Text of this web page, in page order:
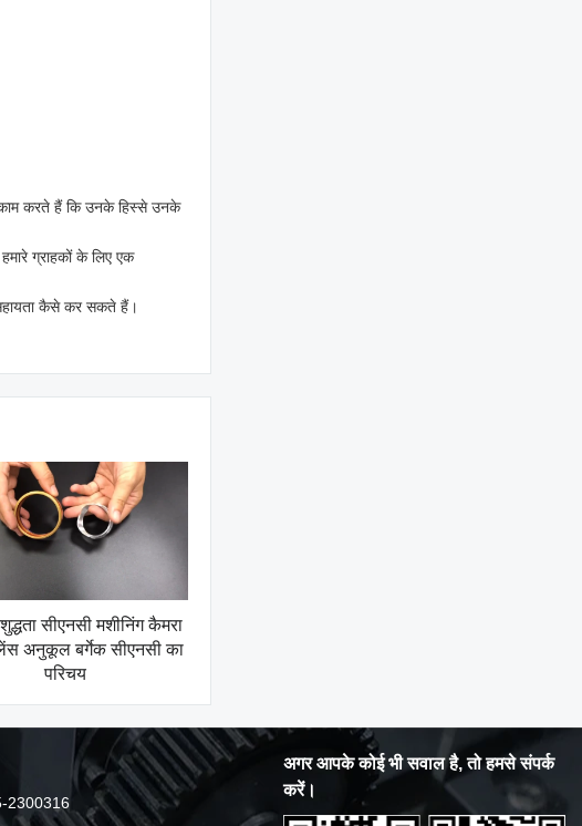
काम करते हैं कि उनके हिस्से उनके
ग्राहकों के लिए एक
कैसे कर सकते हैं।
सीएनसी मशीनिंग कैमरा
अनुकूल बर्गेक सीएनसी का
परिचय
2300316
अगर आपके कोई भी सवाल है, तो हमसे संपर्क
करें।